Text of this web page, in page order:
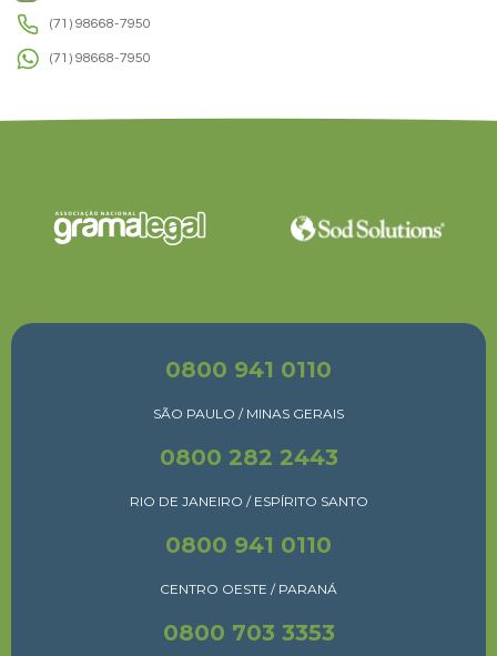
(71) 98668-7950
(71) 98668-7950
0800 941 0110
SÃO PAULO / MINAS GERAIS
0800 282 2443
RIO DE JANEIRO / ESPÍRITO SANTO
0800 941 0110
CENTRO OESTE / PARANÁ
0800 703 3353